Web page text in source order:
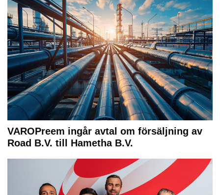
VAROPreem ingår avtal om försäljning av
Road B.V. till Hametha B.V.